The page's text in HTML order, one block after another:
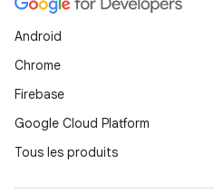
Android
Chrome
Firebase
Google Cloud Platform
Tous les produits